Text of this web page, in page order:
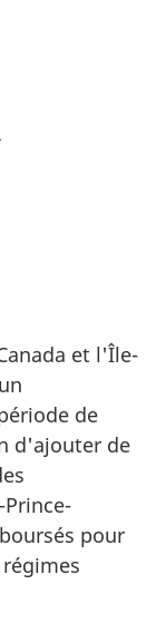
et l'Île-
de
d'ajouter de
pour